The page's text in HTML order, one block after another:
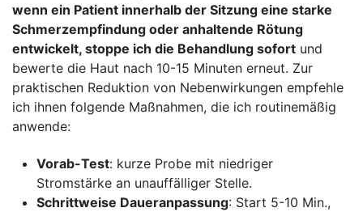
wenn⁤ ein Patient innerhalb der Sitzung eine starke
Schmerzempfindung oder anhaltende Rötung
entwickelt, stoppe ich die Behandlung sofort und
bewerte die ‌Haut nach 10-15 ​Minuten ​erneut. Zur
praktischen Reduktion von⁢ Nebenwirkungen empfehle
ich ihnen​ folgende Maßnahmen, die ich routinemäßig
anwende:⁣
Vorab-Test: kurze ‌Probe mit niedriger
⁤Stromstärke an unauffälliger Stelle.
Schrittweise⁢ Daueranpassung: Start 5-10 ‌Min.,